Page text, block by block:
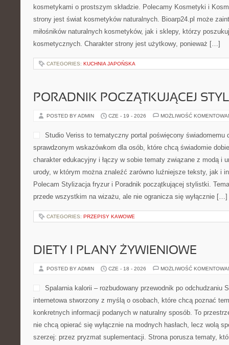
kosmetykami o prostszym składzie. Polecamy Kosmetyki i
strony jest świat kosmetyków naturalnych. Bioarp24.pl może
miłośników naturalnych kosmetyków, jak i sklepy, którzy
kosmetycznych. Charakter strony jest użytkowy, ponieważ […]
CATEGORIES: KUCHNIA JAPOŃSKA
PORADNIK POCZĄTKUJĄCEJ
POSTED BY ADMIN CZE - 19 - 2026 MOŻLIWOŚĆ
Studio Veriss to tematyczny portal poświęcony świadomemu
sprawdzonym wskazówkom dla osób, które chcą świadomie
charakter edukacyjny i łączy w sobie tematy związane z modą i
urody, w którym można znaleźć zarówno luźniejsze teksty, jak i
Polecam Stylizacja fryzur i Poradnik początkującej stylistki.
przede wszystkim na wizażu, ale nie ogranicza się wyłącznie […]
CATEGORIES: PRZEPISY KAWOWE
DIETY I PLANY ŻYWIENIOWE
POSTED BY ADMIN CZE - 18 - 2026 MOŻLIWOŚĆ
Spalarnia kalorii – rozbudowany przewodnik po odchudzaniu
internetowa stworzony z myślą o osobach, które chcą poznać
konkretnych informacji podanych w naturalny sposób. To
nie chcą opierać się wyłącznie na modnych hasłach, lecz wolą
szerzej: przez pryzmat suplementacji. Strona porusza tematy,